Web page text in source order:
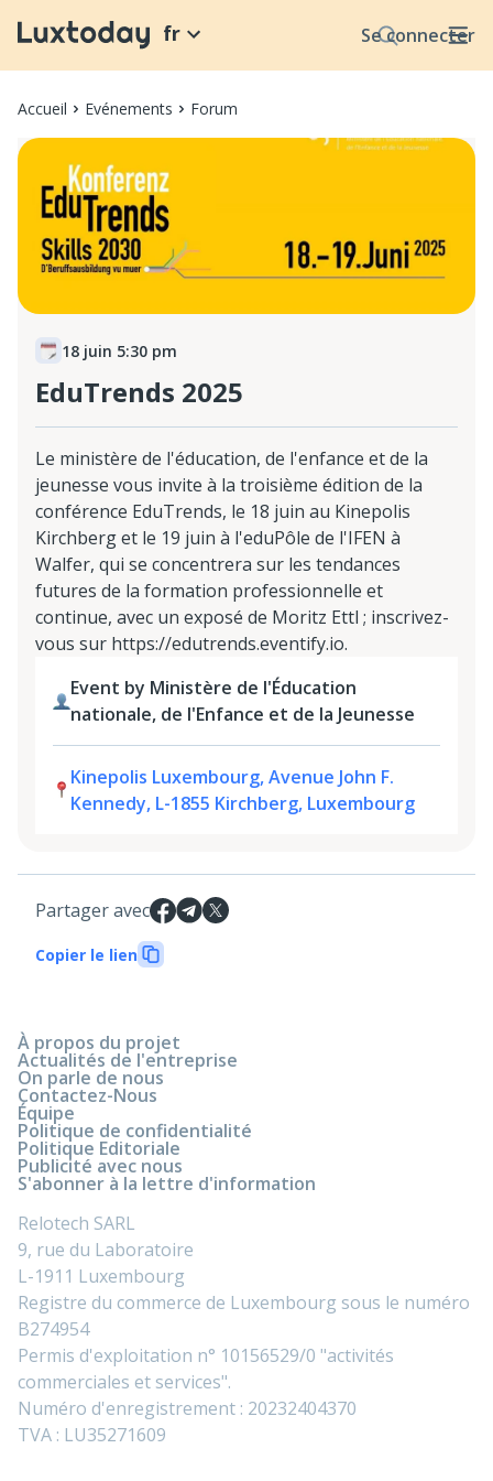
Se connecter
fr
Accueil Evénements Forum
18 juin 5:30 pm
EduTrends 2025
Le ministère de l'éducation, de l'enfance et de la
jeunesse vous invite à la troisième édition de la
conférence EduTrends, le 18 juin au Kinepolis
Kirchberg et le 19 juin à l'eduPôle de l'IFEN à
Walfer, qui se concentrera sur les tendances
futures de la formation professionnelle et
continue, avec un exposé de Moritz Ettl ; inscrivez-
vous sur https://edutrends.eventify.io.
Event by Ministère de l'Éducation
nationale, de l'Enfance et de la Jeunesse
Kinepolis Luxembourg, Avenue John F.
Kennedy, L-1855 Kirchberg, Luxembourg
Partager avec
Copier le lien
À propos du projet
Actualités de l'entreprise
On parle de nous
Contactez-Nous
Équipe
Politique de confidentialité
Politique Editoriale
Publicité avec nous
S'abonner à la lettre d'information
Relotech SARL
9, rue du Laboratoire
L-1911 Luxembourg
Registre du commerce de Luxembourg sous le numéro
B274954
Permis d'exploitation n° 10156529/0 "activités
commerciales et services".
Numéro d'enregistrement : 20232404370
TVA : LU35271609